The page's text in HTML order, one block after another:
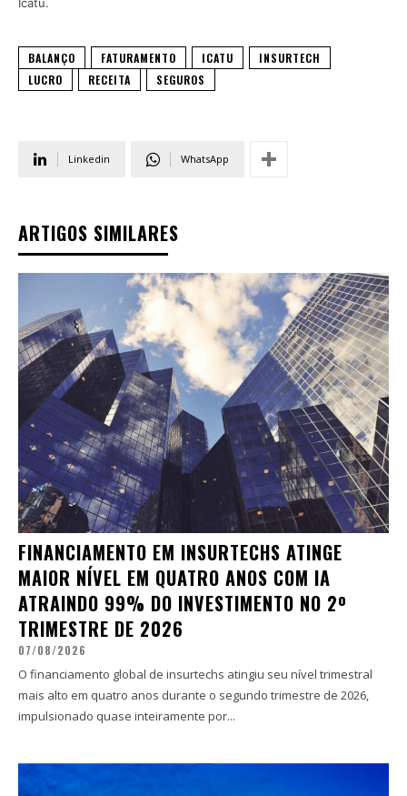
BALANÇO FATURAMENTO ICATU
INSURTECH
LUCRO
RECEITA SEGUROS
Linkedin WhatsApp
ARTIGOS SIMILARES
FINANCIAMENTO EM INSURTECHS ATINGE
MAIOR NÍVEL EM QUATRO ANOS COM IA
ATRAINDO 99% DO INVESTIMENTO NO 2º
TRIMESTRE DE 2026
07/08/2026
O financiamento global de insurtechs atingiu seu nível trimestral
mais alto em quatro anos durante o segundo trimestre de 2026,
impulsionado quase inteiramente por...